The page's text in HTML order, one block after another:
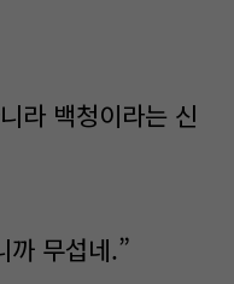
라 백청이라는 신
까 무섭네.”